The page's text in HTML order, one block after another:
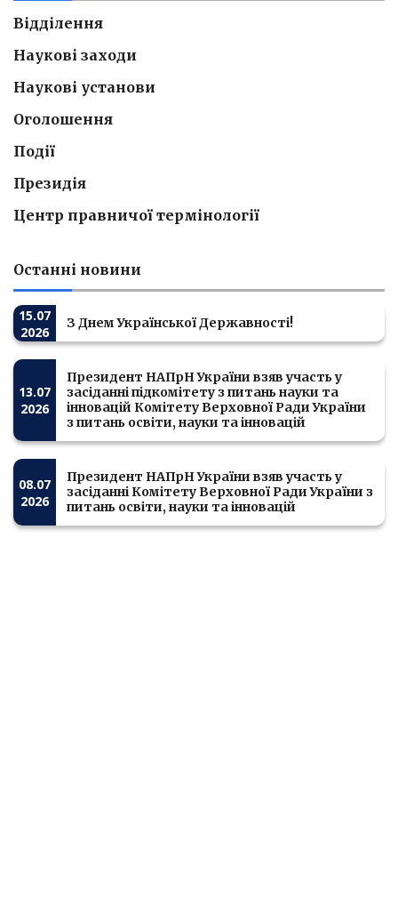
Відділення
Наукові заходи
Наукові установи
Оголошення
Події
Президія
Центр правничої термінології
Останні новини
15.07
2026
З Днем Української Державності!
13.07
2026
Президент НАПрН України взяв участь у
засіданні підкомітету з питань науки та
інновацій Комітету Верховної Ради України
з питань освіти, науки та інновацій
08.07
2026
Президент НАПрН України взяв участь у
засіданні Комітету Верховної Ради України з
питань освіти, науки та інновацій